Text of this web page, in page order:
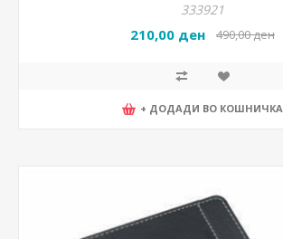
333921
210,00 ден 490,00 ден
+ ДОДАДИ ВО КОШНИЧКА